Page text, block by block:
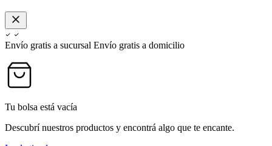
Envío gratis a sucursal Envío gratis a domicilio
Tu bolsa está vacía
Descubrí nuestros productos y encontrá algo que te encante.